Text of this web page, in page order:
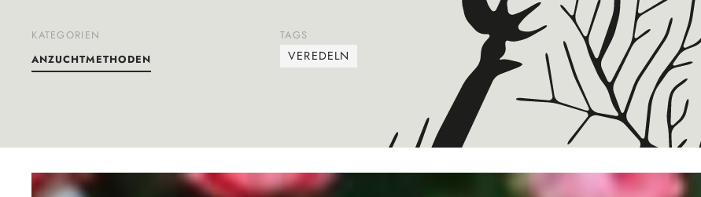
KATEGORIEN
ANZUCHTMETHODEN
TAGS
VEREDELN